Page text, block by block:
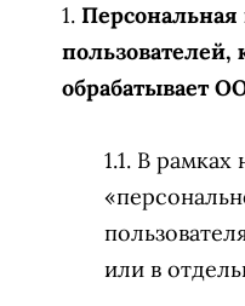
пользователей,
обрабатывает
В рамках
или в